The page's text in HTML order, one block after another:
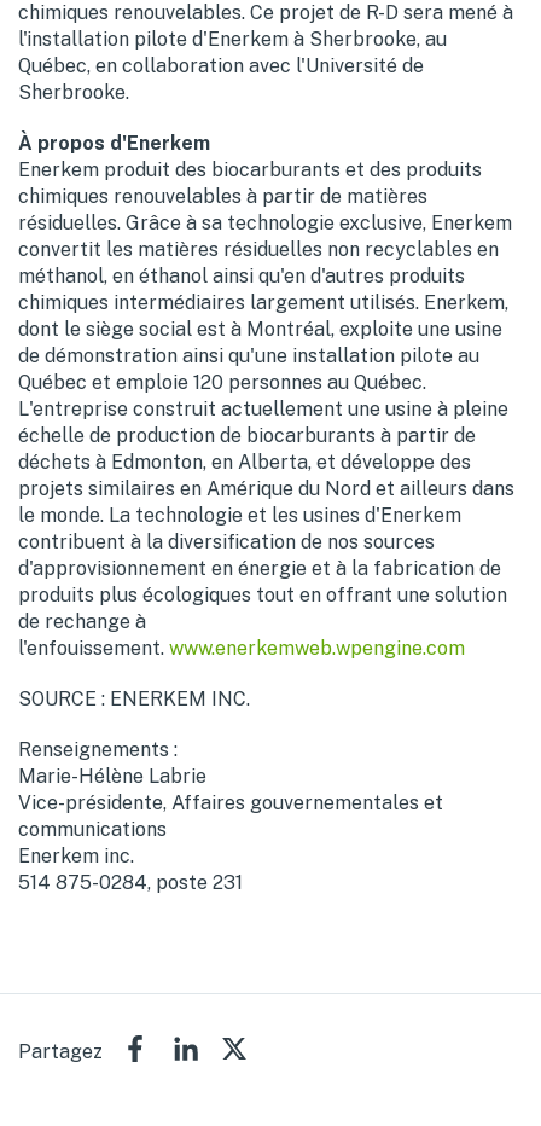
chimiques renouvelables. Ce projet de R-D sera mené à
l'installation pilote d'Enerkem à Sherbrooke, au
Québec, en collaboration avec l'Université de
Sherbrooke.
À propos d'Enerkem
Enerkem produit des biocarburants et des produits
chimiques renouvelables à partir de matières
résiduelles. Grâce à sa technologie exclusive, Enerkem
convertit les matières résiduelles non recyclables en
méthanol, en éthanol ainsi qu'en d'autres produits
chimiques intermédiaires largement utilisés. Enerkem,
dont le siège social est à Montréal, exploite une usine
de démonstration ainsi qu'une installation pilote au
Québec et emploie 120 personnes au Québec.
L'entreprise construit actuellement une usine à pleine
échelle de production de biocarburants à partir de
déchets à Edmonton, en Alberta, et développe des
projets similaires en Amérique du Nord et ailleurs dans
le monde. La technologie et les usines d'Enerkem
contribuent à la diversification de nos sources
d'approvisionnement en énergie et à la fabrication de
produits plus écologiques tout en offrant une solution
de rechange à
l'enfouissement. www.enerkemweb.wpengine.com
SOURCE : ENERKEM INC.
Renseignements :
Marie-Hélène Labrie
Vice-présidente, Affaires gouvernementales et
communications
Enerkem inc.
514 875-0284, poste 231
Partagez